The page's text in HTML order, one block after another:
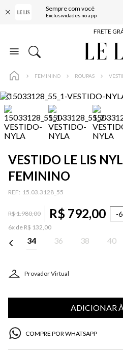
Sempre com você
Exclusividades no appFRETE
BAIXE O
10% OFF NA
FRETE
BAIXE O
10% OFF NA
FEMININO ROUPAS
VESTIDO LE LIS
FEMININO
: 15.03.3128_55
R$1.980,00 R$ 792,00 -
6x de R$ 132,00
34 36 38 40
Provador Virtual
ADICIONAR
COMPRE POR WHATSAPP